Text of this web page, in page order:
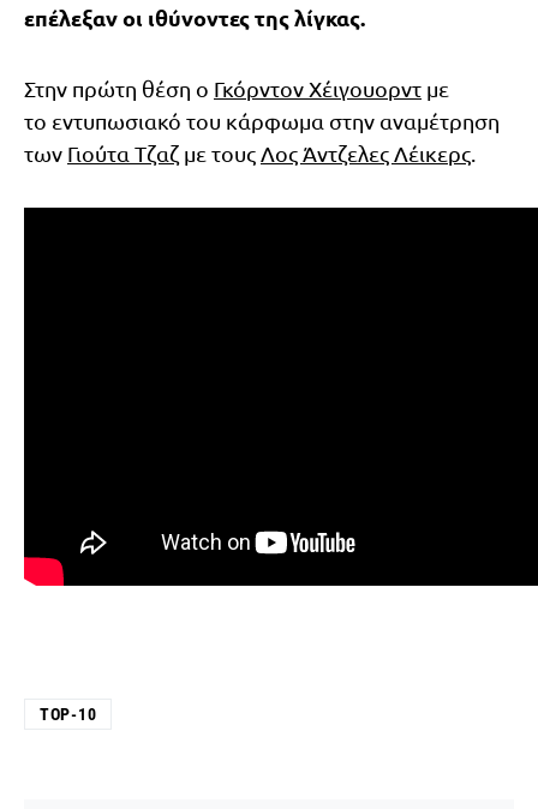
επέλεξαν οι ιθύνοντες της λίγκας.
Στην πρώτη θέση ο Γκόρντον Χέιγουορντ με
το εντυπωσιακό του κάρφωμα στην αναμέτρηση
των Γιούτα Τζαζ με τους Λος Άντζελες Λέικερς
TOP-10